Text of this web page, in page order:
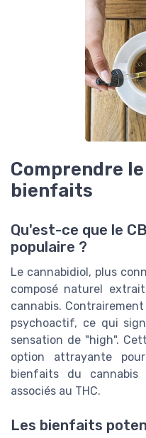
Comprendre
bienfaits
Qu'est-ce que le
populaire ?
Le cannabidiol, plus
composé naturel
cannabis.
psychoactif, ce qui
sensation de "high".
option attrayante
bienfaits du cannabis
associés au THC.
Les bienfaits